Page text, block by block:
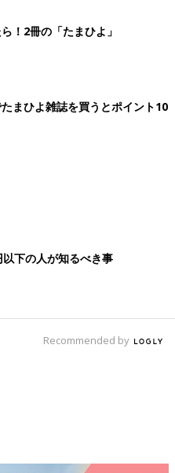
かもいフック」を購入。「白
けて洗濯物を干しているんだ
とがあるそうですが、こちら
のまま置けるようですよ。
きに◎「ランドリーハ
と 「ランドリーハンガ
220円）」
！2冊の「たまひよ」
まひよ雑誌を買うとポイント10
下の人が知るべき事
Recommended by